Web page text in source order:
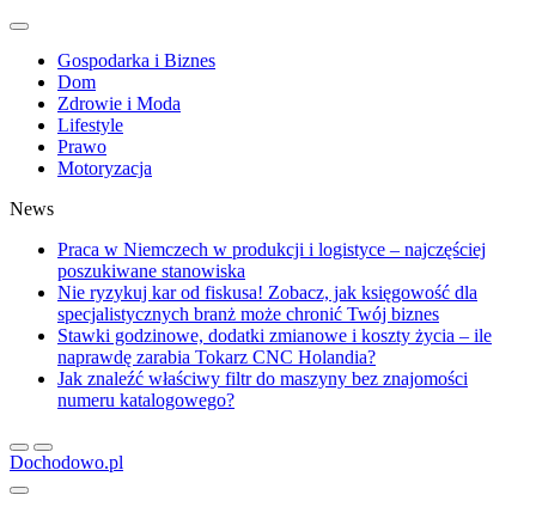
Gospodarka i Biznes
Dom
Zdrowie i Moda
Lifestyle
Prawo
Motoryzacja
News
Praca w Niemczech w produkcji i logistyce – najczęściej
poszukiwane stanowiska
Nie ryzykuj kar od fiskusa! Zobacz, jak księgowość dla
specjalistycznych branż może chronić Twój biznes
Stawki godzinowe, dodatki zmianowe i koszty życia – ile
naprawdę zarabia Tokarz CNC Holandia?
Jak znaleźć właściwy filtr do maszyny bez znajomości
numeru katalogowego?
Dochodowo.pl